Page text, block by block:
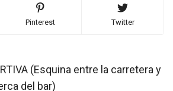
Pinterest Twitter
(Esquina entre la carretera y
del bar)